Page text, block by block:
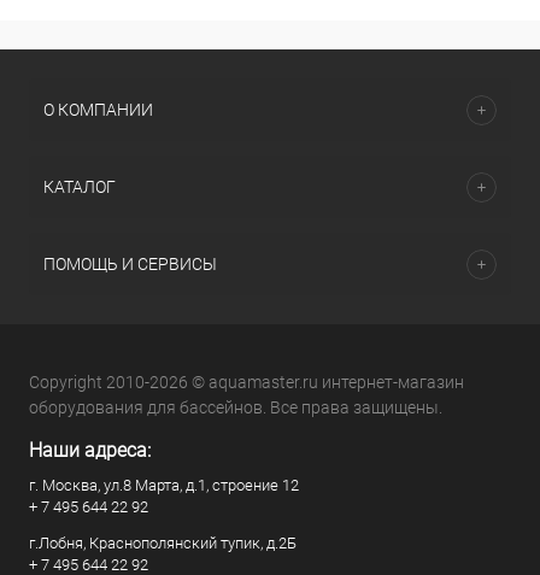
О КОМПАНИИ
КАТАЛОГ
ПОМОЩЬ И СЕРВИСЫ
Copyright 2010-2026 © aquamaster.ru интернет-магазин
оборудования для бассейнов. Все права защищены.
Наши адреса:
г. Москва, ул.8 Марта, д.1, строение 12
+ 7 495 644 22 92
г.Лобня, Краснополянский тупик, д.2Б
+ 7 495 644 22 92